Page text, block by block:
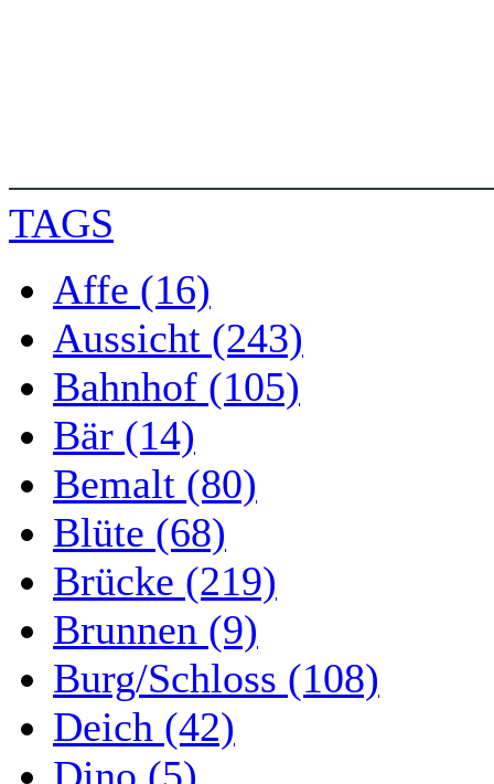
TAGS
Affe (16)
Aussicht (243)
Bahnhof (105)
Bär (14)
Bemalt (80)
Blüte (68)
Brücke (219)
Brunnen (9)
Burg/Schloss (108)
Deich (42)